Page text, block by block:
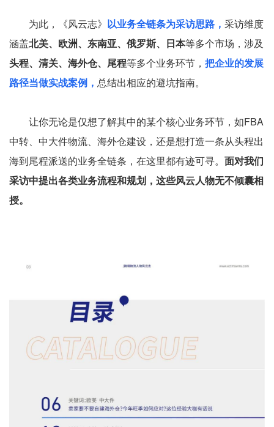
为此，《风云志》 以业务全链条为采访思路， 采访维度
涵盖北美、欧洲、东南亚、俄罗斯、日本等多个市场，涉及
头程、清关、海外仓、尾程等多个业务环节， 把企业的发展
路径当做实战案例， 总结出相应的避坑指南。
让你无论是仅想了解其中的某个核心业务环节，如FBA
中转、中大件物流、海外仓建设，还是想打造一条从头程出
海到尾程派送的业务全链条，在这里都有迹可寻。 面对我们
采访中提出各类业务流程和规划，这些风云人物无不倾囊相
授。